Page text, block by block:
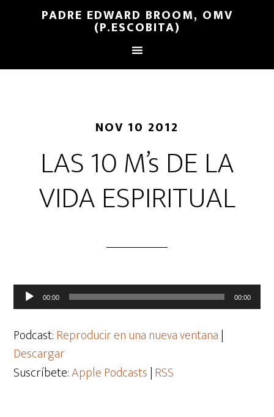
PADRE EDWARD BROOM, OMV
(P.ESCOBITA)
NOV 10 2012
LAS 10 M’s DE LA
VIDA ESPIRITUAL
Reproductor
de
audio
00:00 00:00
Podcast:Reproducir en una nueva ventana|
Descargar
Suscríbete:Apple Podcasts|RSS